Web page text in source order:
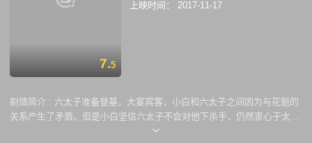
7.5
上映时间：
2017-11-17
剧情简介 : 六太子准备登基，大宴宾客，小白和六太子之间因为与花魁的
关系产生了矛盾。但是小白坚信六太子不会对他下杀手，仍然衷心于太
子。为了清除异己，六太子派小白去杀一个大臣，但这却是六太子的阴